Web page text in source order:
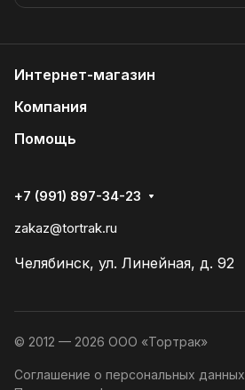
Интернет-магазин
Компания
Помощь
+7 (991) 897-34-23
zakaz@tortrak.ru
Челябинск, ул. Линейная, д. 92
© 2012 — 2026 ООО «Тортрак»
Соглашение о персональных данных